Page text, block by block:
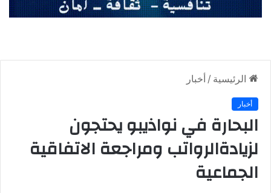
الرئيسية / أخبار
أخبار
البحارة في نواذيبو يحتجون
لزيادةالرواتب ومراجعة الاتفاقية
الجماعية